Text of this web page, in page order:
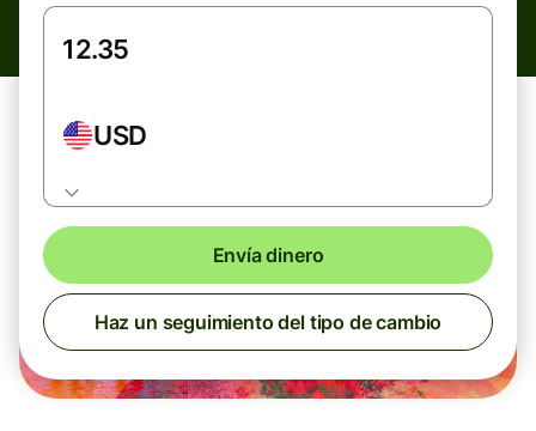
USD
Envía dinero
Haz un seguimiento del tipo de cambio